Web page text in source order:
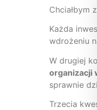
Chciałbym
Każda
wdrożeniu
W drugiej
organizacji
sprawnie
Trzecia